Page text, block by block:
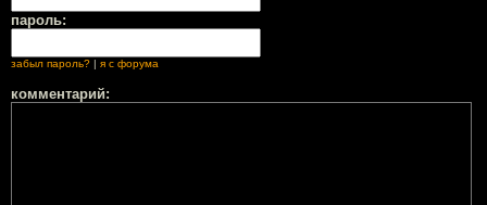
пароль:
забыл пароль? я с форума
комментарий: